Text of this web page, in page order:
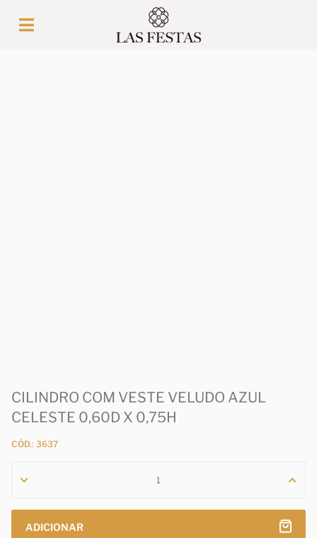
CILINDRO COM VESTE VELUDO AZUL
CELESTE 0,60D X 0,75H
CÓD.: 3637
ADICIONAR